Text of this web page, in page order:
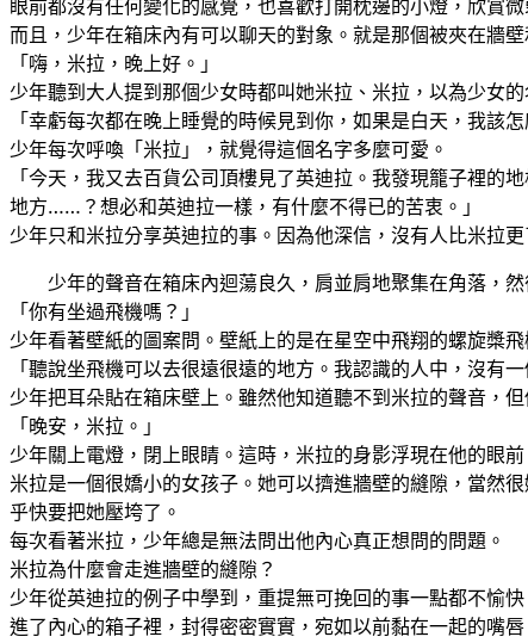
眼前都沒有任何變化的感覺，也喜歡打開枕邊的小燈，欣賞
而且，少年在箱床內有可以聊天的對象。就是那個被夾在牆
「嗨，米拉，晚上好。」
少年聽到大人提到那個少女時都叫她米拉、米拉，以為少女的
「幸虧每次都在晚上睡覺的時候見到你，如果是白天，我該
少年每次呼喚「米拉」，就覺得這個名字多麼可愛。
「今天，我又去百貨公司頂樓見了英迪拉。我發現籠子裡
地方……？想必和英迪拉一樣，有什麼不得已的苦衷。」
少年只和米拉分享英迪拉的事。因為他深信，沒有人比米拉
少年的聲音在箱床內迴蕩良久，肩並肩地聚集在角落，
「你有坐過飛機嗎？」
少年看著壁紙的圖案問。壁紙上的是在星空中飛翔的螺旋槳
「聽說坐飛機可以去很遠很遠的地方。我認識的人中，沒
少年把耳朵貼在箱床壁上。雖然他知道聽不到米拉的聲音，
「晚安，米拉。」
少年關上電燈，閉上眼睛。這時，米拉的身影浮現在他的眼
米拉是一個很嬌小的女孩子。她可以擠進牆壁的縫隙，當然
乎快要把她壓垮了。
每次看著米拉，少年總是無法問出他內心真正想問的問題。
米拉為什麼會走進牆壁的縫隙？
少年從英迪拉的例子中學到，重提無可挽回的事一點都不愉
進了內心的箱子裡，封得密密實實，宛如以前黏在一起的嘴唇